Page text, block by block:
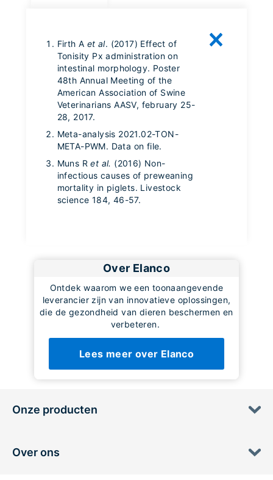
Firth A et al. (2017) Effect of
Tonisity Px administration on
intestinal morphology. Poster
48th Annual Meeting of the
American Association of Swine
Veterinarians AASV, february 25-
28, 2017.
Meta-analysis 2021.02-TON-
META-PWM. Data on file.
Muns Ret al. (2016) Non-
infectious causes of preweaning
mortality in piglets. Livestock
science 184, 46-57.
Over Elanco
Ontdek waarom we een toonaangevende
leverancier zijn van innovatieve oplossingen,
die de gezondheid van dieren beschermen en
verbeteren.
Lees meer over Elanco
Onze producten
Over ons